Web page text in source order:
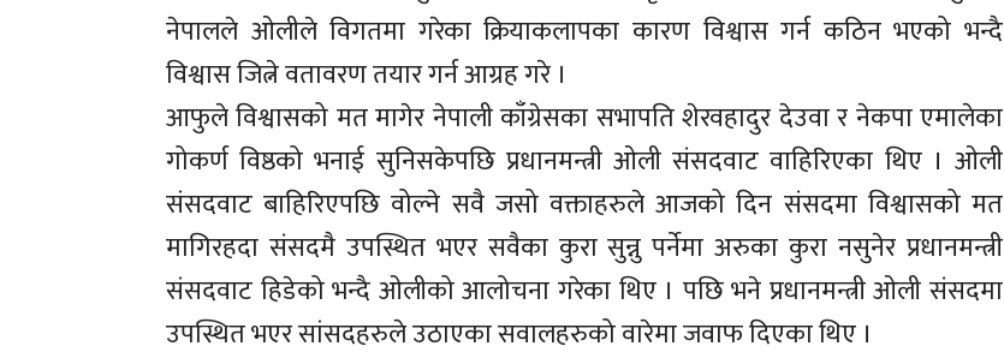
नेपालले ओलीले विगतमा गरेका क्रियाकलापका कारण विश्वास गर्न कठिन भएको भन्दै
विश्वास जित्ने वतावरण तयार गर्न आग्रह गरे ।
आफुले विश्वासको मत मागेर नेपाली काँग्रेसका सभापति शेरवहादुर देउवा र नेकपा एमालेका
गोकर्ण विष्ठको भनाई सुनिसकेपछि प्रधानमन्त्री ओली संसदवाट वाहिरिएका थिए । ओली
संसदवाट बाहिरिएपछि वोल्ने सवै जसो वक्ताहरुले आजको दिन संसदमा विश्वासको मत
मागिरहदा संसदमै उपस्थित भएर सवैका कुरा सुन्नु पर्नेमा अरुका कुरा नसुनेर प्रधानमन्त्री
संसदवाट हिडेको भन्दै ओलीको आलोचना गरेका थिए । पछि भने प्रधानमन्त्री ओली संसदमा
उपस्थित भएर सांसदहरुले उठाएका सवालहरुको वारेमा जवाफ दिएका थिए ।